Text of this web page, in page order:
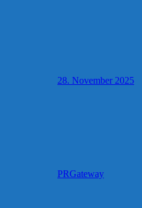
28. November 2025
PRGateway